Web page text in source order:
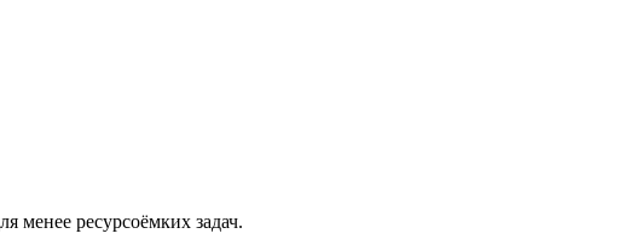
менее ресурсоёмких задач.